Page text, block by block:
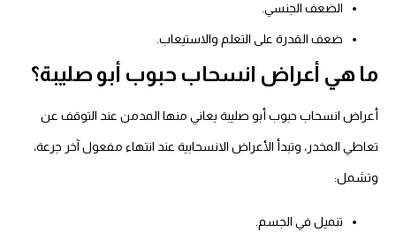
الضعف الجنسي.
ضعف القدرة على التعلم والاستيعاب.
ما هي أعراض انسحاب حبوب أبو صليبة؟
أعراض انسحاب حبوب أبو صليبة يعاني منها المدمن عند التوقف عن
تعاطي المخدر، وتبدأ الأعراض الانسحابية عند انتهاء مفعول آخر جرعة،
وتشمل:
تنميل في الجسم.